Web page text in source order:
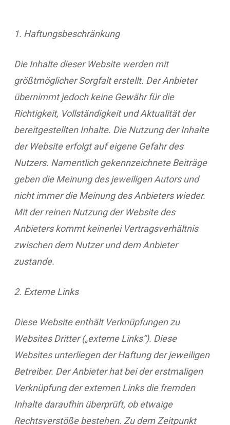
1. Haftungsbeschränkung
Die Inhalte dieser Website werden mit
größtmöglicher Sorgfalt erstellt. Der Anbieter
übernimmt jedoch keine Gewähr für die
Richtigkeit, Vollständigkeit und Aktualität der
bereitgestellten Inhalte. Die Nutzung der Inhalte
der Website erfolgt auf eigene Gefahr des
Nutzers. Namentlich gekennzeichnete Beiträge
geben die Meinung des jeweiligen Autors und
nicht immer die Meinung des Anbieters wieder.
Mit der reinen Nutzung der Website des
Anbieters kommt keinerlei Vertragsverhältnis
zwischen dem Nutzer und dem Anbieter
zustande.
2. Externe Links
Diese Website enthält Verknüpfungen zu
Websites Dritter („externe Links“). Diese
Websites unterliegen der Haftung der jeweiligen
Betreiber. Der Anbieter hat bei der erstmaligen
Verknüpfung der externen Links die fremden
Inhalte daraufhin überprüft, ob etwaige
Rechtsverstöße bestehen. Zu dem Zeitpunkt